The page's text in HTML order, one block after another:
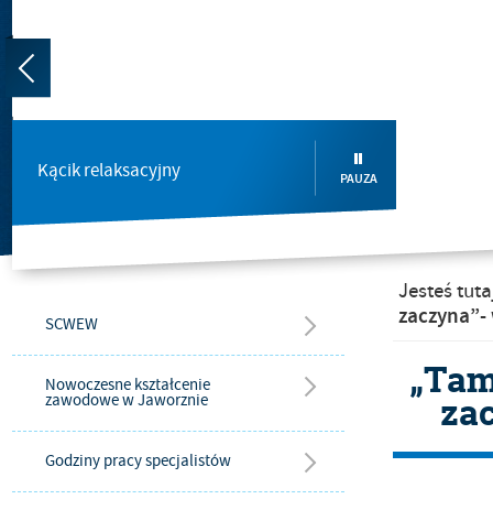
Kącik relaksacyjny PAUZA
SCWEW
Nowoczesne kształcenie
zawodowe w Jaworznie
Godziny pracy specjalistów
Jesteś